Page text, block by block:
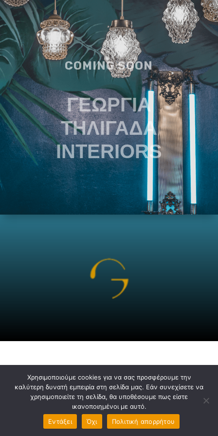
COMING SOON
ΓΕΩΡΓΙΑ
ΤΗΛΙΓΑΔΑ
INTERIORS
Χρησιμοποιούμε cookies για να σας προσφέρουμε την
καλύτερη δυνατή εμπειρία στη σελίδα μας. Εάν συνεχίσετε να
χρησιμοποιείτε τη σελίδα, θα υποθέσουμε πως είστε
ικανοποιημένοι με αυτό.
Εντάξει
Όχι Πολιτική απορρήτου